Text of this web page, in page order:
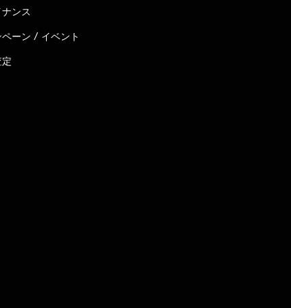
ンス
ペーン / イベント